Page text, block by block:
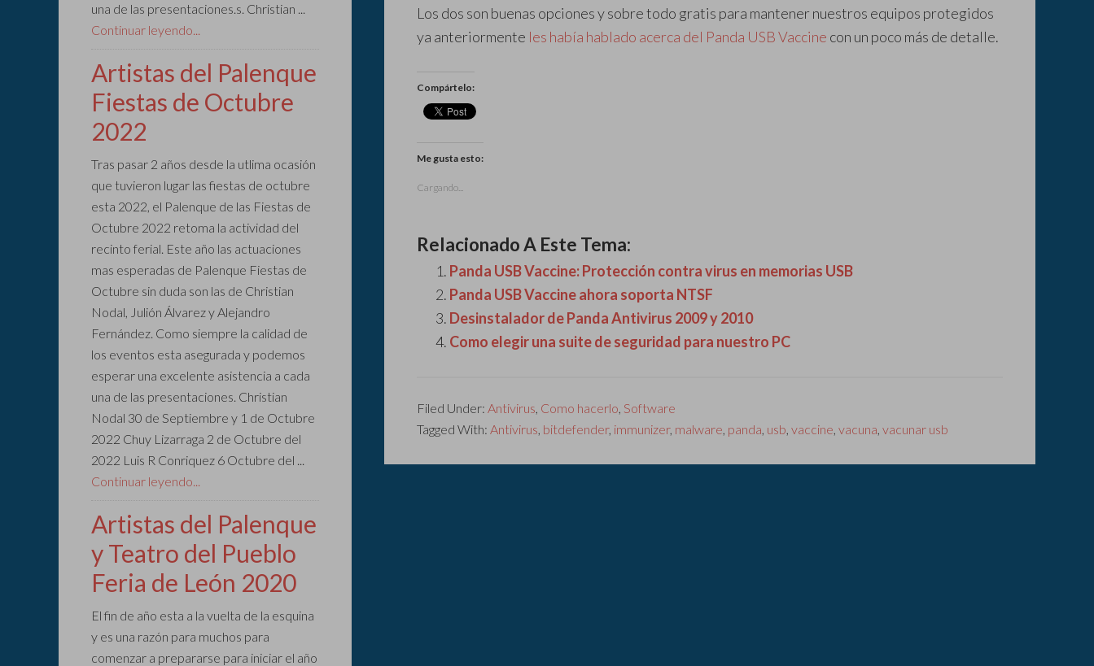
Los dos son buenas opciones y sobre todo gratis para mantener nuestros equipos protegidos
ya anteriormente les había hablado acerca del Panda USB Vaccine con un poco más de detalle.
Compártelo:
Me gusta esto:
Cargando...
Relacionado A Este Tema:
Panda USB Vaccine: Protección contra virus en memorias USB
Panda USB Vaccine ahora soporta NTSF
Desinstalador de Panda Antivirus 2009 y 2010
Como elegir una suite de seguridad para nuestro PC
Filed Under: Antivirus, Como hacerlo, Software
Tagged With: Antivirus, bitdefender, immunizer, malware, panda, usb, vaccine, vacuna, vacunar usb
una de las presentaciones.s. Christian ...
Continuar leyendo...
Artistas del Palenque
Fiestas de Octubre
2022
Tras pasar 2 años desde la utlima ocasión
que tuvieron lugar las fiestas de octubre
esta 2022, el Palenque de las Fiestas de
Octubre 2022 retoma la actividad del
recinto ferial. Este año las actuaciones
mas esperadas de Palenque Fiestas de
Octubre sin duda son las de Christian
Nodal, Julión Álvarez y Alejandro
Fernández. Como siempre la calidad de
los eventos esta asegurada y podemos
esperar una excelente asistencia a cada
una de las presentaciones. Christian
Nodal 30 de Septiembre y 1 de Octubre
2022 Chuy Lizarraga 2 de Octubre del
2022 Luis R Conriquez 6 Octubre del ...
Continuar leyendo...
Artistas del Palenque
y Teatro del Pueblo
Feria de León 2020
El fin de año esta a la vuelta de la esquina
y es una razón para muchos para
comenzar a prepararse para iniciar el año